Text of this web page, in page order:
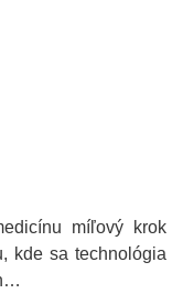
míľový krok
kde sa technológia